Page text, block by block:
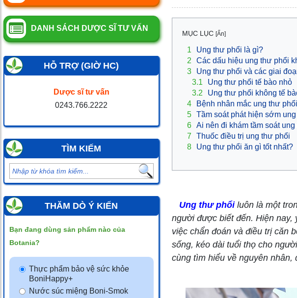
DANH SÁCH DƯỢC SĨ TƯ VẤN
HỖ TRỢ (GIỜ HC)
Dược sĩ tư vấn
0243.766.2222
TÌM KIẾM
THĂM DÒ Ý KIẾN
Bạn đang dùng sản phẩm nào của
Botania?
Thực phẩm bảo vệ sức khỏe
BoniHappy+
Nước súc miệng Boni-Smok
MỤC LỤC [Ẩn]
1
Ung thư phổi là gì?
2
Các dấu hiệu ung thư phổi
3
Ung thư phổi và các giai
3.1
Ung thư phổi tế bào nhỏ
3.2
Ung thư phổi không tế
4
Bệnh nhân mắc ung thư
5
Tầm soát phát hiện sớm
6
Ai nên đi khám tầm soát
7
Thuốc điều trị ung thư phổi
8
Ung thư phổi ăn gì tốt nhất?
Ung thư phổiluôn là một
người được biết đến. Hiện nay,
việc chẩn đoán và điều trị căn
sống, kéo dài tuổi thọ cho
cùng tìm hiểu về nguyên nhân,